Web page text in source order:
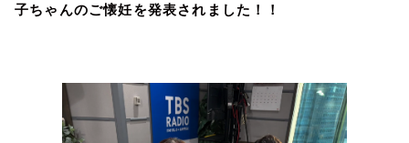
子ちゃんのご懐妊を発表されました！！